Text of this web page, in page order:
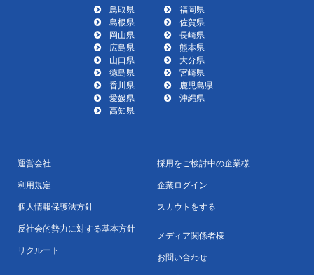
鳥取県
島根県
岡山県
広島県
山口県
徳島県
香川県
愛媛県
高知県
福岡県
佐賀県
長崎県
熊本県
大分県
宮崎県
鹿児島県
沖縄県
運営会社
利用規定
個人情報保護法方針
反社会的勢力に対する基本方針
リクルート
採用をご検討中の企業様
企業ログイン
スカウトをする
メディア関係者様
お問い合わせ